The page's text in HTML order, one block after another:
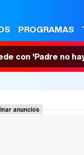
PROGRAMAS
con 'Padre no
anuncios